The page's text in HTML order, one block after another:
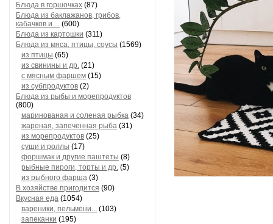
Блюда в горшочках (87)
Блюда из баклажанов, грибов,
кабачков и ... (600)
Блюда из картошки (311)
Блюда из мяса, птицы, соусы (1569)
из птицы (65)
из свинины и др. (21)
с мясным фаршем (15)
из субпродуктов (2)
Блюда из рыбы и морепродуктов
(800)
маринованая и соленая рыбка (34)
жареная, запеченная рыба (31)
из морепродуктов (25)
суши и роллы (17)
форшмак и другие паштеты (8)
рыбные пироги, торты и др. (5)
из рыбного фарша (3)
В хозяйстве пригодится (90)
Вкусная еда (1054)
вареники, пельмени... (103)
запеканки (195)